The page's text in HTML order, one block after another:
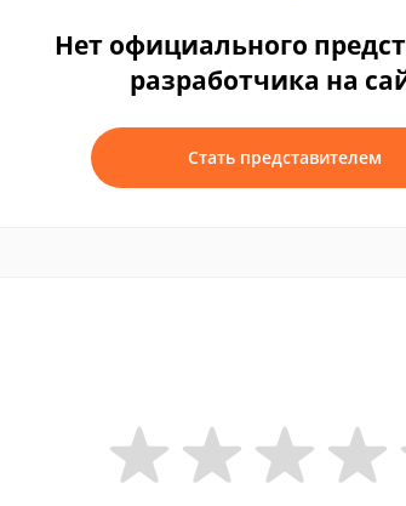
Нет официального
разработчика на
Стать представителем